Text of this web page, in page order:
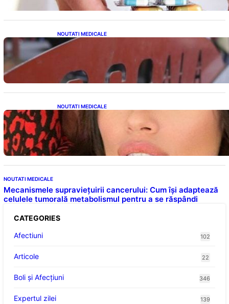
NOUTATI MEDICALE
Reforma Educațională din Liceu: O
Schimbare Fundamentală pentru Generațiile
NOUTATI MEDICALE
Alina Pușcău și Lupta cu Metastaza: O
Poveste de Curaj și Inspirație
NOUTATI MEDICALE
Mecanismele supraviețuirii cancerului: Cum își adaptează
celulele tumorală metabolismul pentru a se răspândi
CATEGORIES
Afectiuni
102
Articole 22
Boli și Afecțiuni 346
Expertul zilei 139